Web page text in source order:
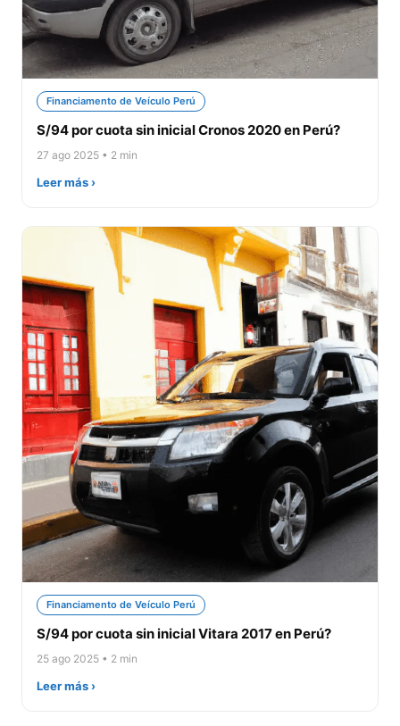
Financiamento de Veículo Perú
S/94 por cuota sin inicial Cronos 2020 en Perú?
27 ago 2025 • 2 min
Leer más ›
Financiamento de Veículo Perú
S/94 por cuota sin inicial Vitara 2017 en Perú?
25 ago 2025 • 2 min
Leer más ›